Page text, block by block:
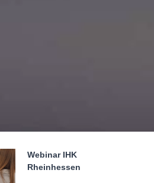
Webinar IHK
Rheinhessen